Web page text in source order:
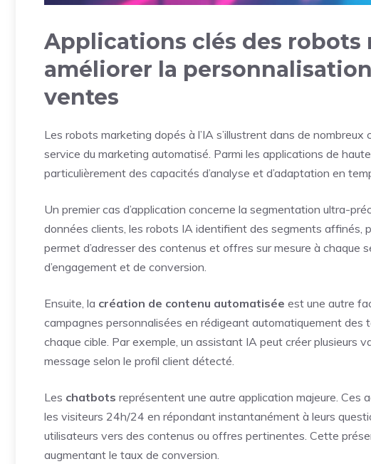
Applications clés des
améliorer la
ventes
Les robots marketing dopés à l’IA s’illustrent dans de
service du marketing automatisé. Parmi les applications de
particulièrement des capacités d’analyse et d’adaptation en
Un premier cas d’application concerne la segmentation ultra-
données clients, les robots IA identifient des segments affinés,
permet d’adresser des contenus et offres sur mesure à
d’engagement et de conversion.
Ensuite, la création de contenu automatisée est une autre
campagnes personnalisées en rédigeant automatiquement
chaque cible. Par exemple, un assistant IA peut créer plusieurs
message selon le profil client détecté.
Les chatbots représentent une autre application majeure. Ces
les visiteurs 24h/24 en répondant instantanément à leurs
utilisateurs vers des contenus ou offres pertinentes. Cette
augmentant le taux de conversion.